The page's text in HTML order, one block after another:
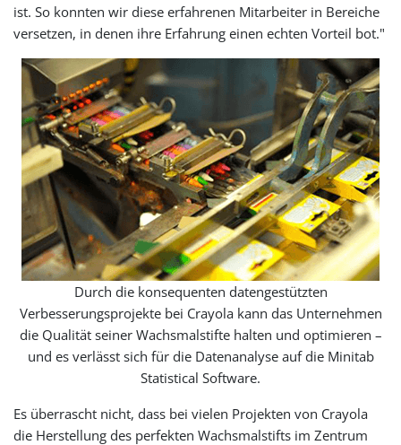
ist. So konnten wir diese erfahrenen Mitarbeiter in Bereiche
versetzen, in denen ihre Erfahrung einen echten Vorteil bot."
Durch die konsequenten datengestützten
Verbesserungsprojekte bei Crayola kann das Unternehmen
die Qualität seiner Wachsmalstifte halten und optimieren –
und es verlässt sich für die Datenanalyse auf die Minitab
Statistical Software.
Es überrascht nicht, dass bei vielen Projekten von Crayola
die Herstellung des perfekten Wachsmalstifts im Zentrum